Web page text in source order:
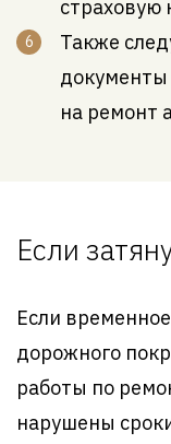
страховую
Также
на ремонт
Если
Если
дорожного
работы по
нарушены